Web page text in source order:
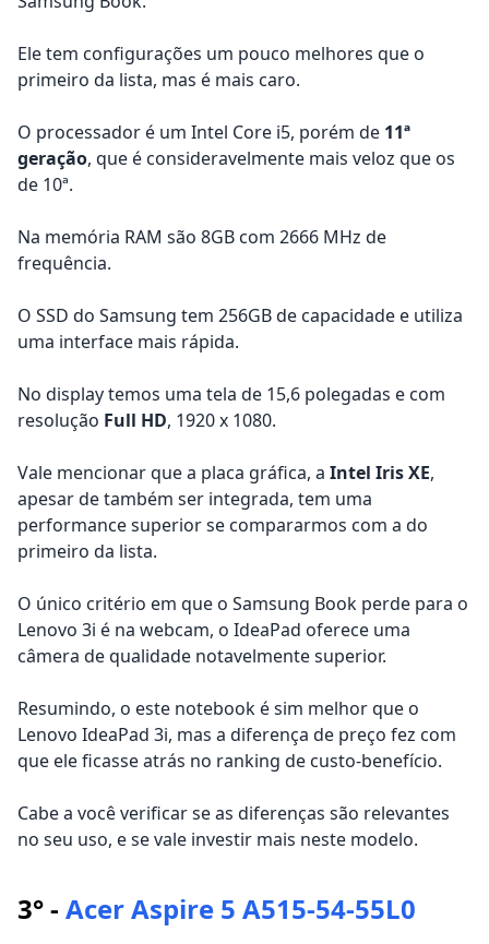
Ele tem configurações um pouco melhores que o
primeiro da lista, mas é mais caro.
O processador é um Intel Core i5, porém de 11ª
geração, que é consideravelmente mais veloz que os
de 10ª.
Na memória RAM são 8GB com 2666 MHz de
frequência.
O SSD do Samsung tem 256GB de capacidade e utiliza
uma interface mais rápida.
No display temos uma tela de 15,6 polegadas e com
resolução Full HD, 1920 x 1080.
Vale mencionar que a placa gráfica, a Intel Iris XE,
apesar de também ser integrada, tem uma
performance superior se compararmos com a do
primeiro da lista.
O único critério em que o Samsung Book perde para o
Lenovo 3i é na webcam, o IdeaPad oferece uma
câmera de qualidade notavelmente superior.
Resumindo, o este notebook é sim melhor que o
Lenovo IdeaPad 3i, mas a diferença de preço fez com
que ele ficasse atrás no ranking de custo-benefício.
Cabe a você verificar se as diferenças são relevantes
no seu uso, e se vale investir mais neste modelo.
3° - Acer Aspire 5 A515-54-55L0